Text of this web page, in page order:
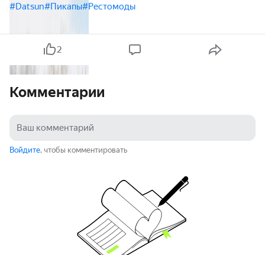
#Datsun#Пикапы#Рестомоды
2
Комментарии
Войдите, чтобы комментировать